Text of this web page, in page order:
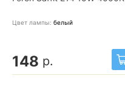
Цвет лампы: белый
148 р.